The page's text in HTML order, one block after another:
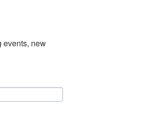
events, new